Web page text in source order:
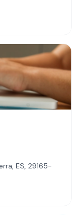
ES, 29165-